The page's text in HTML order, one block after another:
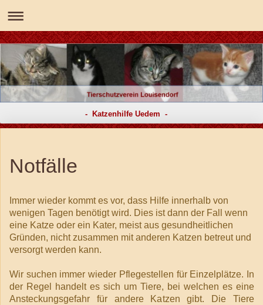
- Katzenhilfe Uedem -
Notfälle
Immer wieder kommt es vor, dass Hilfe innerhalb von
wenigen Tagen benötigt wird. Dies ist dann der Fall wenn
eine Katze oder ein Kater, meist aus gesundheitlichen
Gründen, nicht zusammen mit anderen Katzen betreut und
versorgt werden kann.
Wir suchen immer wieder Pflegestellen für Einzelplätze. In
der Regel handelt es sich um Tiere, bei welchen es eine
Ansteckungsgefahr für andere Katzen gibt. Die Tiere